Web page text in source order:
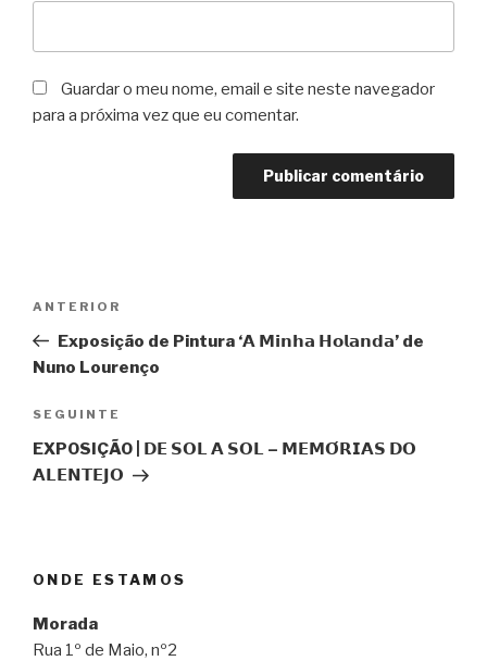
Guardar o meu nome, email e site neste navegador
para a próxima vez que eu comentar.
artigos
Conteúdo
anterior
ANTERIOR
Exposição de Pintura ‘𝗔 𝗠𝗶𝗻𝗵𝗮 𝗛𝗼𝗹𝗮𝗻𝗱𝗮’ de
Nuno Lourenço
Conteúdo
seguinte
SEGUINTE
EXPOSIÇÃO | 𝗗𝗘 𝗦𝗢𝗟 𝗔 𝗦𝗢𝗟 – 𝗠𝗘𝗠𝗢́𝗥𝗜𝗔𝗦 𝗗𝗢
𝗔𝗟𝗘𝗡𝗧𝗘𝗝𝗢
ONDE ESTAMOS
Morada
Rua 1º de Maio, nº2